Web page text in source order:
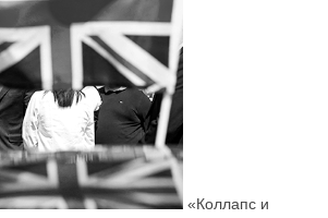
«Коллапс и